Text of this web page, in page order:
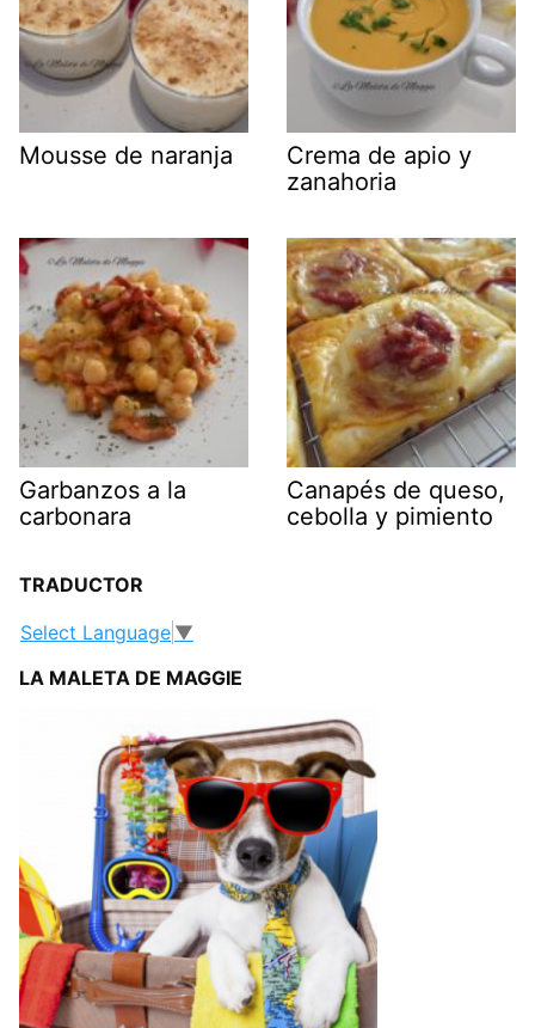
Mousse de naranja
Crema de apio y
zanahoria
Garbanzos a la
carbonara
Canapés de queso,
cebolla y pimiento
TRADUCTOR
Select Language ▼
LA MALETA DE MAGGIE